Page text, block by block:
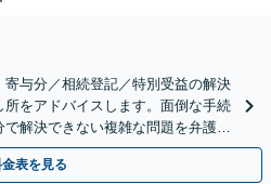
寄与分／相続登記／特別受益の解決
をアドバイスします。面倒な手続
解決できない複雑な問題を弁護士
表を見る